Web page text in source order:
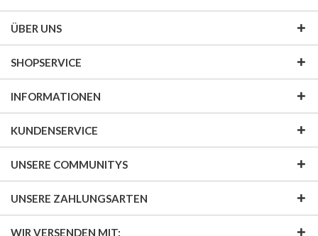
ÜBER UNS
SHOPSERVICE
INFORMATIONEN
KUNDENSERVICE
UNSERE COMMUNITYS
UNSERE ZAHLUNGSARTEN
WIR VERSENDEN MIT: